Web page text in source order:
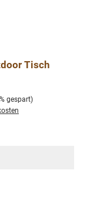
Tisch
gespart)